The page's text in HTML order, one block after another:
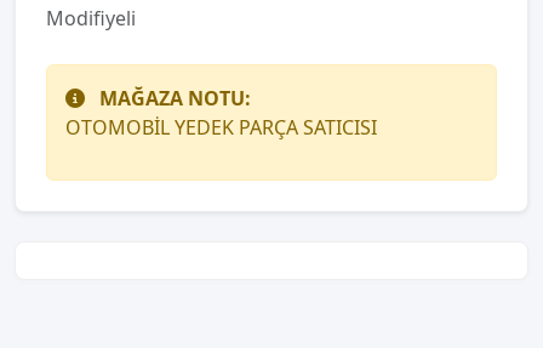
Modifiyeli
MAĞAZA NOTU:
OTOMOBİL YEDEK PARÇA SATICISI